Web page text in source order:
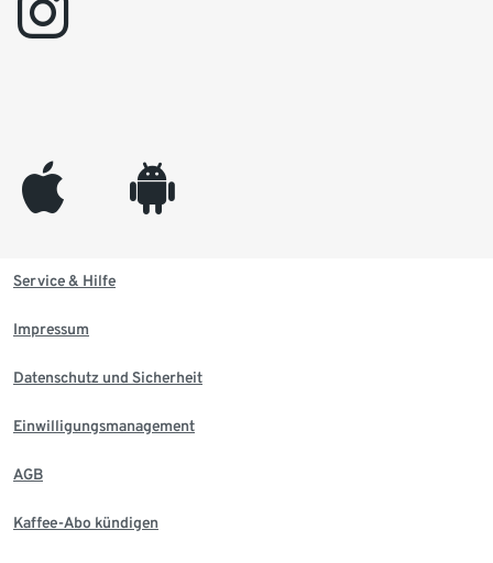
instagram
appleinc android
Service & Hilfe
Impressum
Datenschutz und Sicherheit
Einwilligungsmanagement
AGB
Kaffee-Abo kündigen